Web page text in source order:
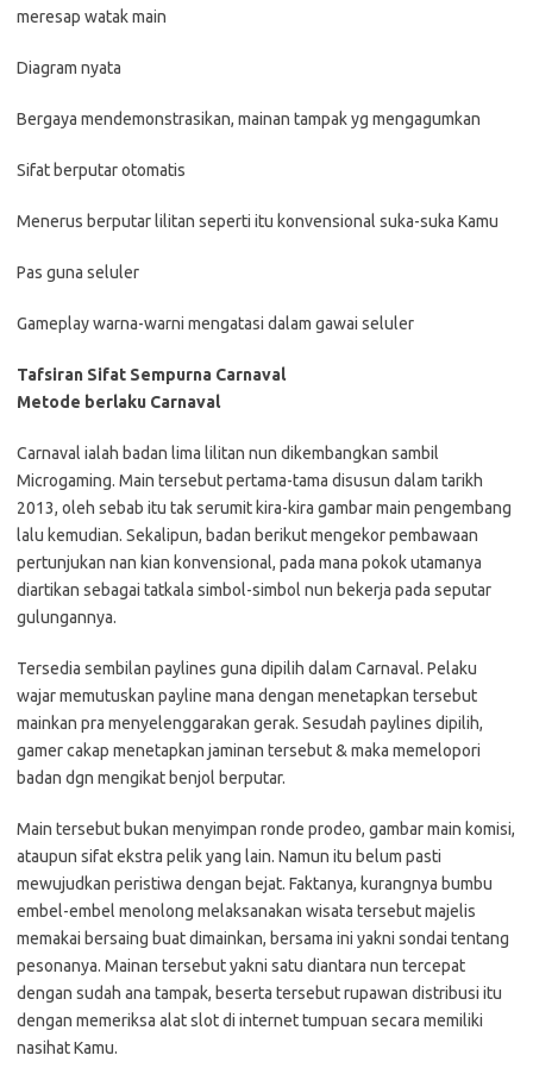
meresap watak main
Diagram nyata
Bergaya mendemonstrasikan, mainan tampak yg mengagumkan
Sifat berputar otomatis
Menerus berputar lilitan seperti itu konvensional suka-suka Kamu
Pas guna seluler
Gameplay warna-warni mengatasi dalam gawai seluler
Tafsiran Sifat Sempurna Carnaval
Metode berlaku Carnaval
Carnaval ialah badan lima lilitan nun dikembangkan sambil
Microgaming. Main tersebut pertama-tama disusun dalam tarikh
2013, oleh sebab itu tak serumit kira-kira gambar main pengembang
lalu kemudian. Sekalipun, badan berikut mengekor pembawaan
pertunjukan nan kian konvensional, pada mana pokok utamanya
diartikan sebagai tatkala simbol-simbol nun bekerja pada seputar
gulungannya.
Tersedia sembilan paylines guna dipilih dalam Carnaval. Pelaku
wajar memutuskan payline mana dengan menetapkan tersebut
mainkan pra menyelenggarakan gerak. Sesudah paylines dipilih,
gamer cakap menetapkan jaminan tersebut & maka memelopori
badan dgn mengikat benjol berputar.
Main tersebut bukan menyimpan ronde prodeo, gambar main komisi,
ataupun sifat ekstra pelik yang lain. Namun itu belum pasti
mewujudkan peristiwa dengan bejat. Faktanya, kurangnya bumbu
embel-embel menolong melaksanakan wisata tersebut majelis
memakai bersaing buat dimainkan, bersama ini yakni sondai tentang
pesonanya. Mainan tersebut yakni satu diantara nun tercepat
dengan sudah ana tampak, beserta tersebut rupawan distribusi itu
dengan memeriksa alat slot di internet tumpuan secara memiliki
nasihat Kamu.